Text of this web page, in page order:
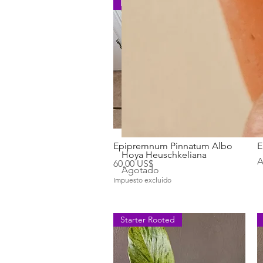
Vista rápida
Pinnatum Albo
Epipremnum Pinnatum Albo
Precio
60,00 US$
Impuesto excluido
Starter Rooted
Hoya Heuschkeliana
Agotado